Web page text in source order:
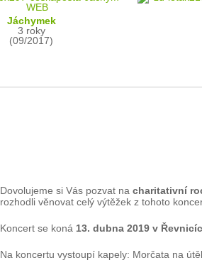
Jáchymek
3 roky
(09/2017)
Dovolujeme si Vás pozvat na charitativní
rozhodli věnovat celý výtěžek z tohoto
Koncert se koná 13. dubna 2019 v
Na koncertu vystoupí kapely: Morčata na